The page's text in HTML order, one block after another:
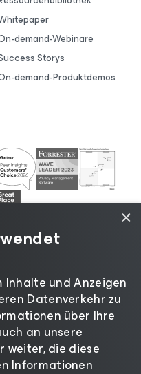
demand-Webinare
Storys
demand-Produktdemos
Datenschutzrichtlinie|
|
| Impressum
×
Inhalte und Anzeigen
Datenverkehr zu
über Ihre
an unsere
weiter, die diese
Informationen